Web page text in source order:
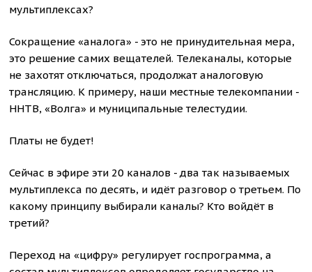
мультиплексах?
Сокращение «аналога» - это не принудительная мера,
это решение самих вещателей. Телеканалы, которые
не захотят отключаться, продолжат аналоговую
трансляцию. К примеру, наши местные телекомпании -
ННТВ, «Волга» и муниципальные телестудии.
Платы не будет!
Сейчас в эфире эти 20 каналов - два так называемых
мультиплекса по десять, и идёт разговор о третьем. По
какому принципу выбирали каналы? Кто войдёт в
третий?
Переход на «цифру» регулирует госпрограмма, а